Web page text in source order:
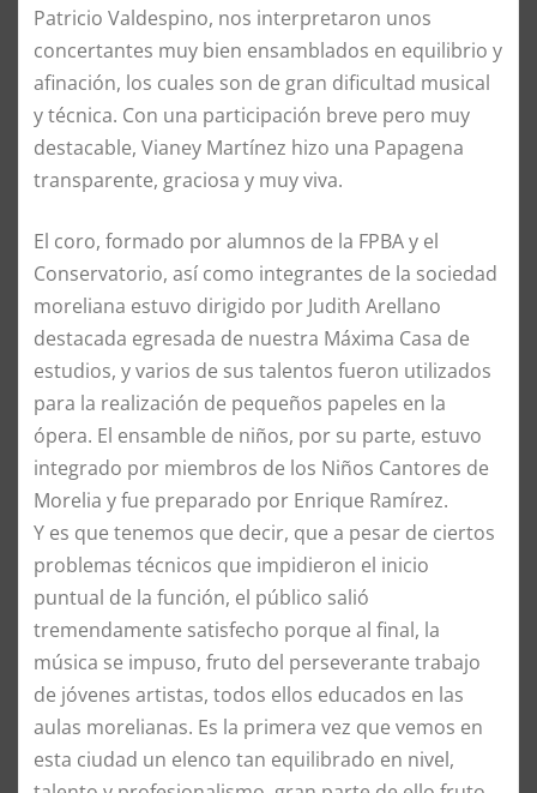
Patricio Valdespino, nos interpretaron unos
concertantes muy bien ensamblados en equilibrio y
afinación, los cuales son de gran dificultad musical
y técnica. Con una participación breve pero muy
destacable, Vianey Martínez hizo una Papagena
transparente, graciosa y muy viva.
El coro, formado por alumnos de la FPBA y el
Conservatorio, así como integrantes de la sociedad
moreliana estuvo dirigido por Judith Arellano
destacada egresada de nuestra Máxima Casa de
estudios, y varios de sus talentos fueron utilizados
para la realización de pequeños papeles en la
ópera. El ensamble de niños, por su parte, estuvo
integrado por miembros de los Niños Cantores de
Morelia y fue preparado por Enrique Ramírez.
Y es que tenemos que decir, que a pesar de ciertos
problemas técnicos que impidieron el inicio
puntual de la función, el público salió
tremendamente satisfecho porque al final, la
música se impuso, fruto del perseverante trabajo
de jóvenes artistas, todos ellos educados en las
aulas morelianas. Es la primera vez que vemos en
esta ciudad un elenco tan equilibrado en nivel,